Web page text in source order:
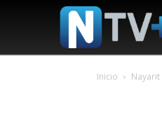
Inicio Nayarit